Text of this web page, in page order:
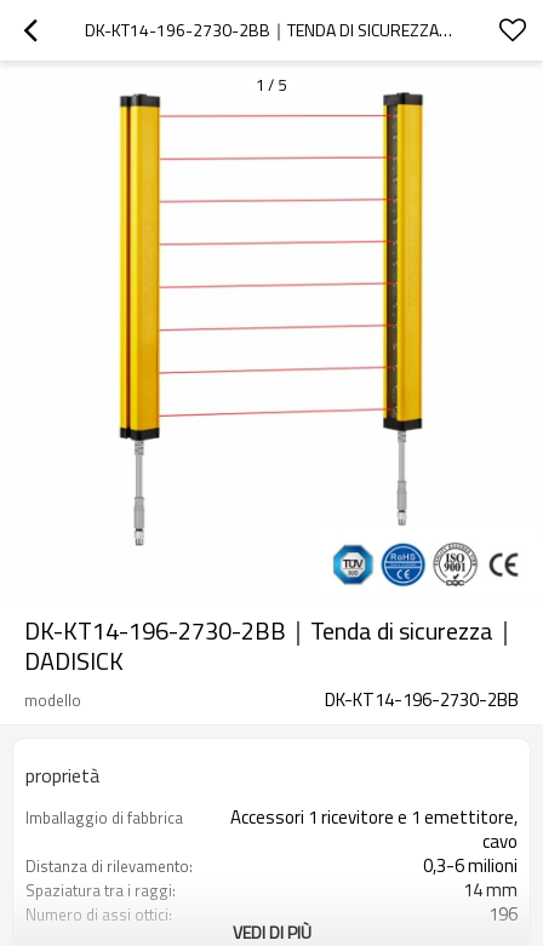
DK-KT14-196-2730-2BB｜TENDA DI SICUREZZA｜DADISICK
1 / 5
DK-KT14-196-2730-2BB｜Tenda di sicurezza｜
DADISICK
modello DK-KT14-196-2730-2BB
proprietà
Imballaggio di fabbrica
Accessori 1 ricevitore e 1 emettitore,
cavo
Distanza di rilevamento: 0,3-6 milioni
Spaziatura tra i raggi: 14 mm
Numero di assi ottici: 196
VEDI DI PIÙ